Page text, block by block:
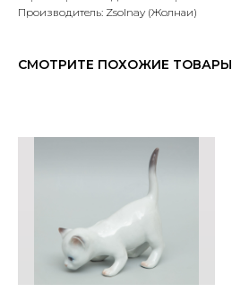
Производитель: Zsolnay (Жолнаи)
СМОТРИТЕ ПОХОЖИЕ ТОВАРЫ